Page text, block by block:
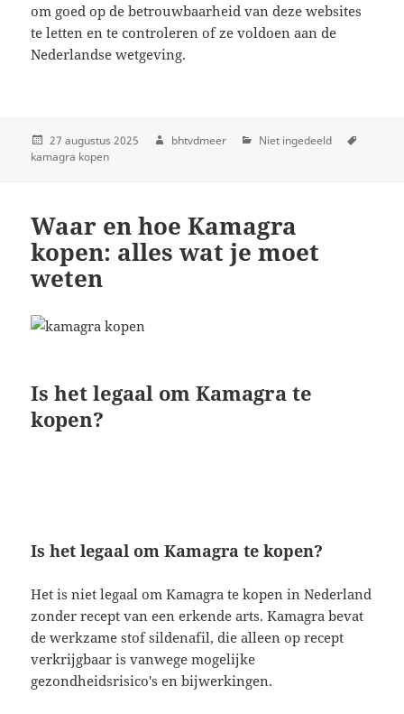
om goed op de betrouwbaarheid van deze websites
te letten en te controleren of ze voldoen aan de
Nederlandse wetgeving.
27 augustus 2025 bhtvdmeer
Niet ingedeeld
kamagra kopen
Waar en hoe Kamagra
kopen: alles wat je moet
weten
Is het legaal om Kamagra te
kopen?
Is het legaal om Kamagra te kopen?
Het is niet legaal om Kamagra te kopen in Nederland
zonder recept van een erkende arts. Kamagra bevat
de werkzame stof sildenafil, die alleen op recept
verkrijgbaar is vanwege mogelijke
gezondheidsrisico's en bijwerkingen.